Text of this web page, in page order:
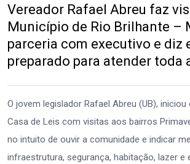
Vereador Rafael Abreu faz
Município de Rio Brilhante –
parceria com executivo e diz
preparado para atender toda
O jovem legislador Rafael Abreu (UB),
Casa de Leis com visitas aos bairros
no intuito de ouvir a comunidade e indicar
infraestrutura, segurança, habitação, lazer e